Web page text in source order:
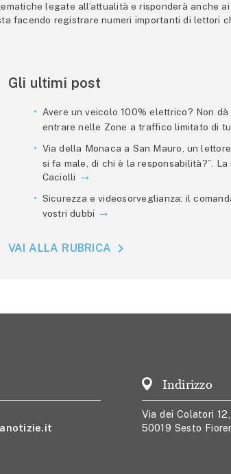
legate all’attualità e risponderà anche
facendo registrare numeri importanti di lettori
Gli ultimi post
Avere un veicolo 100% elettrico? Non
entrare nelle Zone a traffico limitato di
Via della Monaca a San Mauro, un
si fa male, di chi è la responsabilità?”.
Caciolli
Sicurezza e videosorveglianza: il
vostri dubbi
VAI ALLA RUBRICA
Indirizzo
Via dei Colatori 12,
50019 Sesto